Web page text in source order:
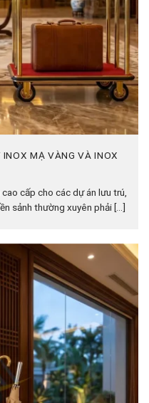
INOX MẠ VÀNG VÀ INOX
cấp cho các dự án lưu trú,
sảnh thường xuyên phải [...]